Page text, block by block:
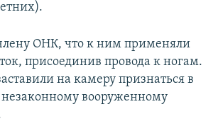
ОНК, что к ним применяли
присоединив провода к ногам.
на камеру признаться в
незаконному вооруженному